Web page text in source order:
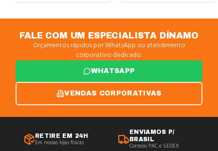
FALE COM UM ESPECIALISTA DÍNAMO
Orçamentos rápidos por WhatsApp ou atendimento
corporativo dedicado.
WHATSAPP
VENDAS CORPORATIVAS
RETIRE EM 24H
Em nossas lojas físicas
ENVIAMOS P/
BRASIL
Correios PAC e SEDEX